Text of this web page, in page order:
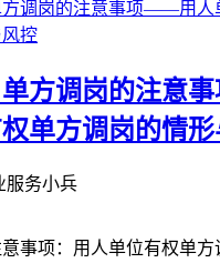
单方调岗的注意
单方调岗的情
服务小兵
事项：用人单位有权单方